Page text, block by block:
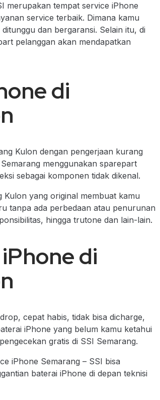
merupakan tempat service iPhone
service terbaik. Dimana kamu
dan bergaransi. Selain itu, di
pelanggan akan mendapatkan
di
Kulon dengan pengerjaan kurang
menggunakan sparepart
sebagai komponen tidak dikenal.
Kulon yang original membuat kamu
tanpa ada perbedaan atau penurunan
hingga trutone dan lain-lain.
di
cepat habis, tidak bisa dicharge,
iPhone yang belum kamu ketahui
gratis di SSI Semarang.
iPhone Semarang – SSI bisa
baterai iPhone di depan teknisi